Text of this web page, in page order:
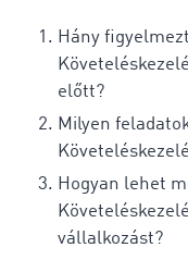
Hány
előtt?
Milyen
Hogyan lehet
vállalkozást?